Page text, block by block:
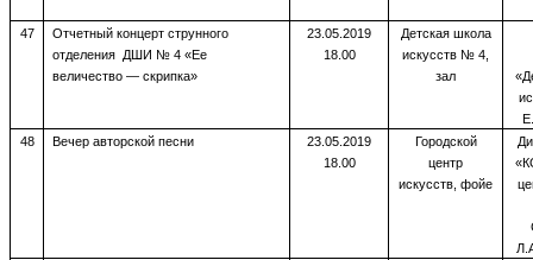
47
Отчетный концерт струнного
отделения ДШИ № 4 «Ее
величество — скрипка»
23.05.2019
18.00
Детская школа
искусств № 4,
зал
48
Вечер авторской песни
23.05.2019
18.00
Городской
центр
искусств, фойе